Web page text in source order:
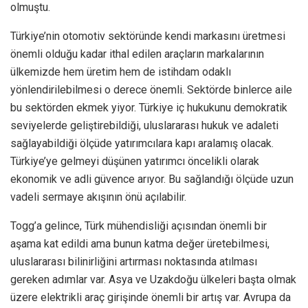
olmuştu.
Türkiye’nin otomotiv sektöründe kendi markasını üretmesi
önemli olduğu kadar ithal edilen araçların markalarının
ülkemizde hem üretim hem de istihdam odaklı
yönlendirilebilmesi o derece önemli. Sektörde binlerce aile
bu sektörden ekmek yiyor. Türkiye iç hukukunu demokratik
seviyelerde geliştirebildiği, uluslararası hukuk ve adaleti
sağlayabildiği ölçüde yatırımcılara kapı aralamış olacak.
Türkiye’ye gelmeyi düşünen yatırımcı öncelikli olarak
ekonomik ve adli güvence arıyor. Bu sağlandığı ölçüde uzun
vadeli sermaye akışının önü açılabilir.
Togg’a gelince, Türk mühendisliği açısından önemli bir
aşama kat edildi ama bunun katma değer üretebilmesi,
uluslararası bilinirliğini artırması noktasında atılması
gereken adımlar var. Asya ve Uzakdoğu ülkeleri başta olmak
üzere elektrikli araç girişinde önemli bir artış var. Avrupa da